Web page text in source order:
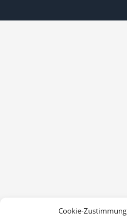
Cookie-Zustimmung